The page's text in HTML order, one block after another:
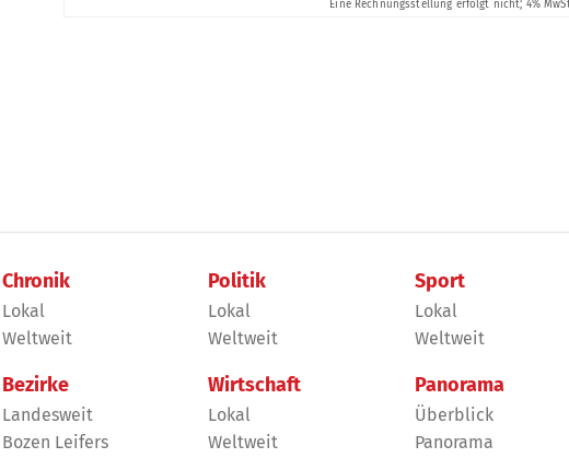
Chronik
Lokal
Weltweit
Bezirke
Landesweit
Bozen Leifers
Politik
Lokal
Weltweit
Wirtschaft
Lokal
Weltweit
Sport
Lokal
Weltweit
Panorama
Überblick
Panorama